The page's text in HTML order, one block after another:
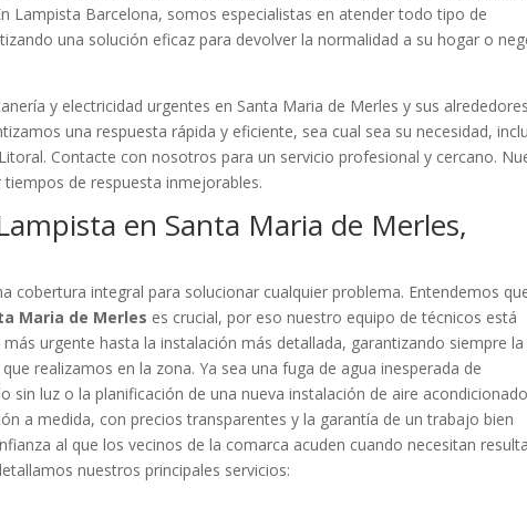
Lampista Barcelona, somos especialistas en atender todo tipo de
una solución eficaz para devolver la normalidad a su hogar o
y electricidad urgentes en Santa Maria de Merles y sus
una respuesta rápida y eficiente, sea cual sea su necesidad,
Contacte con nosotros para un servicio profesional y cercano.
de respuesta inmejorables.
en Santa Maria de Merles,
cobertura integral para solucionar cualquier problema. Entendemos
Maria de Merles es crucial, por eso nuestro equipo de técnicos está
urgente hasta la instalación más detallada, garantizando siempre la
realizamos en la zona. Ya sea una fuga de agua inesperada de
sin luz o la planificación de una nueva instalación de aire
a medida, con precios transparentes y la garantía de un trabajo bien
al que los vecinos de la comarca acuden cuando necesitan
nuestros principales servicios: